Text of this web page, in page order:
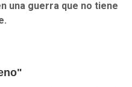
una guerra que no tiene